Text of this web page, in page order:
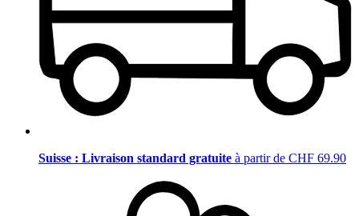
Suisse : Livraison standard gratuite à partir de CHF 69.90